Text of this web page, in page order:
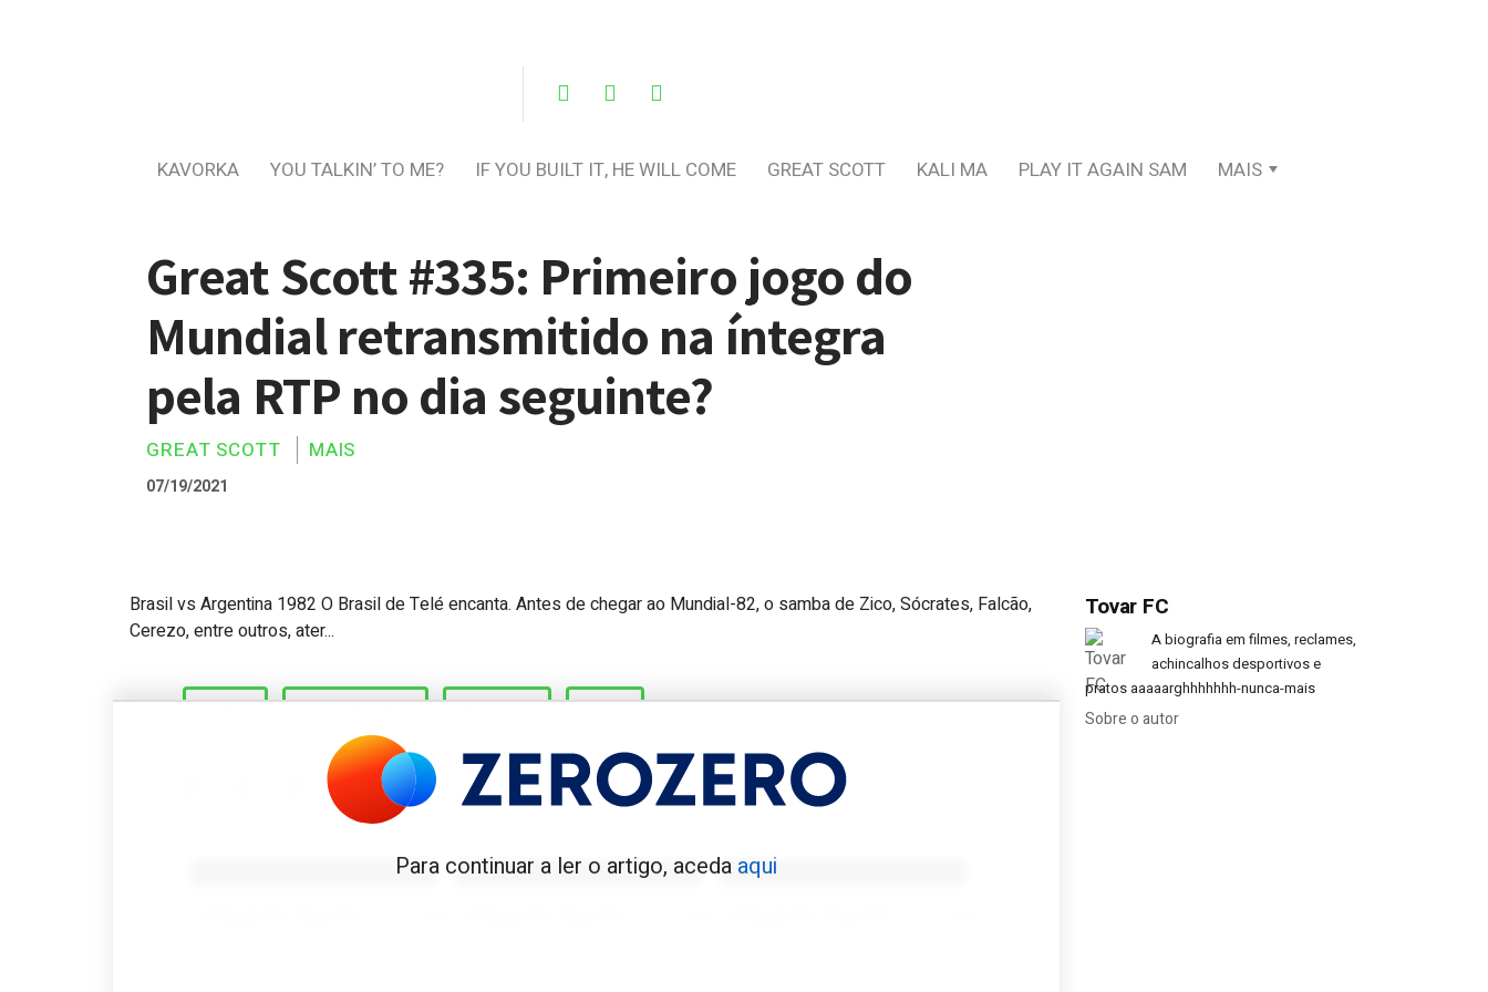
KAVORKA YOU TALKIN’ TO ME? IF YOU BUILT IT, HE WILL COME GREAT SCOTT KALI MA PLAY IT AGAIN SAM MAIS
Great Scott #335: Primeiro jogo do
Mundial retransmitido na íntegra
pela RTP no dia seguinte?
GREAT SCOTT MAIS
07/19/2021
Great Scott #335: Primeiro jogo do Mundial retransmitido na íntegra pela RTP no dia seguinte?
Brasil vs Argentina 1982 O Brasil de Telé encanta. Antes de chegar ao Mundial-82, o samba de Zico, Sócrates, Falcão,
Cerezo, entre outros, ater...
1982 ARGENTINA BRASIL RTP
Para continuar a ler o artigo, aceda aqui
Tovar FC
A biografia em filmes, reclames,
achincalhos desportivos e
pratos aaaaarghhhhhhh-nunca-mais
Sobre o autor